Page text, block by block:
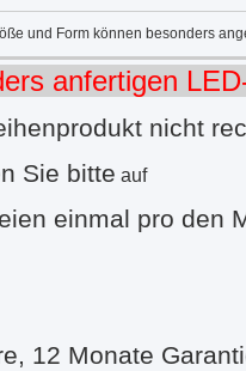
und Form können besonders
anfertigen
nicht
Sie bitte auf
einmal pro den
12 Monate